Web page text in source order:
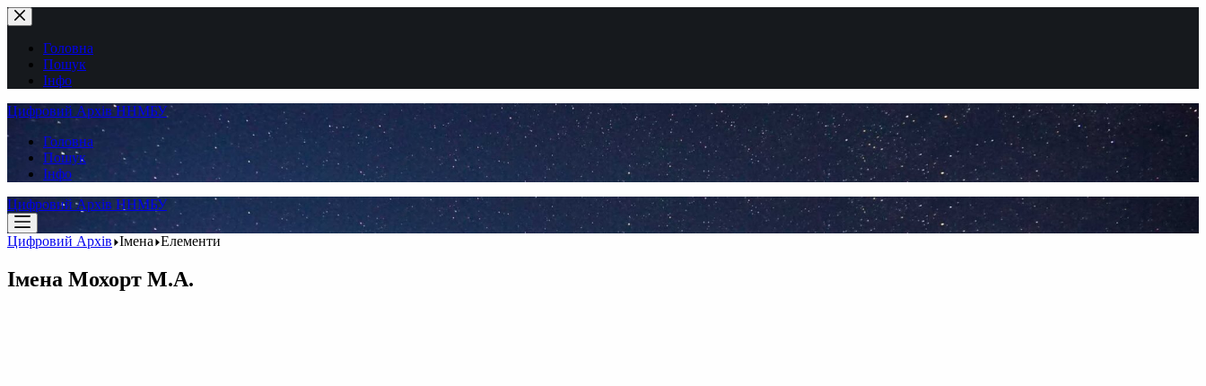
Перейти
до
вмістуГоловна
Пошук
Інфо
Цифровий Архів ННМБУ
Головна
Пошук
Інфо
Цифровий Архів ННМБУ
Цифровий Архів Імена Елементи
Імена Мохорт М.А.